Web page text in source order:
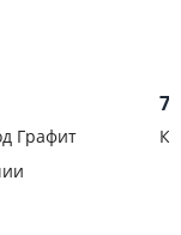
Графит
7